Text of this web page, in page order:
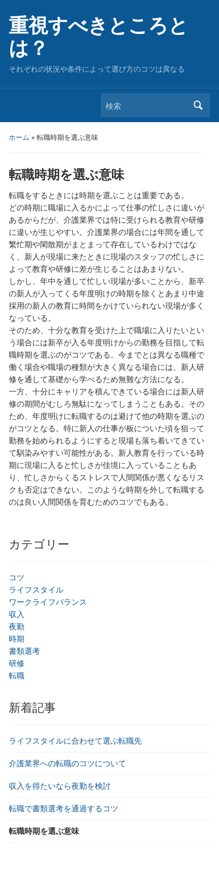
重視すべきところと
は？
それぞれの状況や条件によって選び方のコツは異なる
検索
ホーム » 転職時期を選ぶ意味
カテゴリー
コツ
ライフスタイル
ワークライフバランス
収入
夜勤
時期
書類選考
研修
転職
新着記事
ライフスタイルに合わせて選ぶ転職先
介護業界への転職のコツについて
収入を得たいなら夜勤を検討
転職で書類選考を通過するコツ
転職時期を選ぶ意味
転職時期を選ぶ意味
転職をするときには時期を選ぶことは重要である。
どの時期に職場に入るかによって仕事の忙しさに違いが
あるからだが、介護業界では特に受けられる教育や研修
に違いが生じやすい。介護業界の場合には年間を通して
繁忙期や閑散期がまとまって存在しているわけではな
く、新人が現場に来たときに現場のスタッフの忙しさに
よって教育や研修に差が生じることはあまりない。
しかし、年中を通して忙しい現場が多いことから、新卒
の新人が入ってくる年度明けの時期を除くとあまり中途
採用の新人の教育に時間をかけていられない現場が多く
なっている。
そのため、十分な教育を受けた上で職場に入りたいとい
う場合には新卒が入る年度明けからの勤務を目指して転
職時期を選ぶのがコツである。今までとは異なる職種で
働く場合や職場の種類が大きく異なる場合には、新人研
修を通して基礎から学べるため無難な方法になる。
一方、十分にキャリアを積んできている場合には新人研
修の期間がむしろ無駄になってしまうこともある。その
ため、年度明けに転職するのは避けて他の時期を選ぶの
がコツとなる。特に新人の仕事が板についた頃を狙って
勤務を始められるようにすると現場も落ち着いてきてい
て馴染みやすい可能性がある。新人教育を行っている時
期に現場に入ると忙しさが佳境に入っていることもあ
り、忙しさからくるストレスで人間関係が悪くなるリス
クも否定はできない。このような時期を外して転職する
のは良い人間関係を育むためのコツでもある。